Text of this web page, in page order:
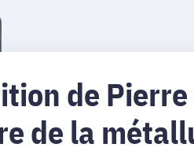
de
de la